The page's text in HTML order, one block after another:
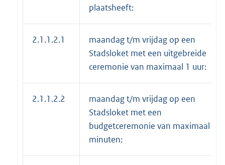
plaatsheeft:
2.1.1.2.1
maandag t/m vrijdag op een
Stadsloket met een uitgebreide
ceremonie van maximaal 1 uur:
2.1.1.2.2
maandag t/m vrijdag op een
Stadsloket met een
budgetceremonie van maximaal 10
minuten: